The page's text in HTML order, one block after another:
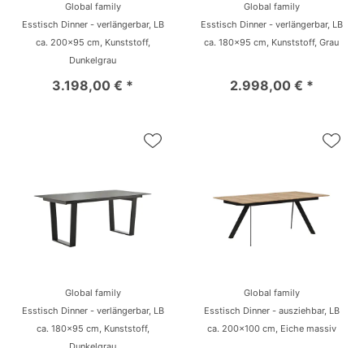
Global family
Esstisch Dinner - verlängerbar, LB
ca. 200x95 cm, Kunststoff,
Dunkelgrau
3.198,00 € *
Global family
Esstisch Dinner - verlängerbar, LB
ca. 180x95 cm, Kunststoff, Grau
2.998,00 € *
Global family
Esstisch Dinner - verlängerbar, LB
ca. 180x95 cm, Kunststoff,
Global family
Esstisch Dinner - ausziehbar, LB
ca. 200x100 cm, Eiche massiv